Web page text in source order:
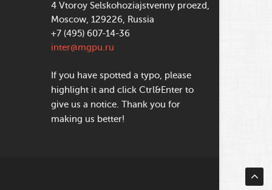
4 Vtoroy Selskohoziajstvenny proezd,
Moscow, 129226, Russia
+7 (495) 607-14-36
inter@mgpu.ru
If you have spotted a typo, please
highlight it and click Ctrl&Enter to
give us a notice. Thank you for
making us better!